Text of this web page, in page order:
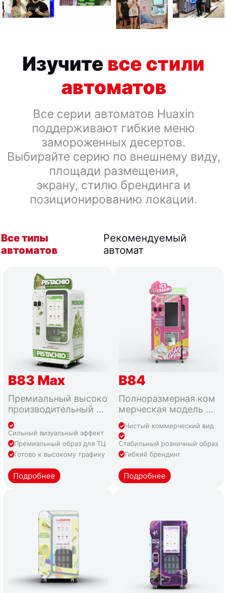
Изучите все стили
автоматов
Все серии автоматов Huaxin
поддерживают гибкие меню
замороженных десертов.
Выбирайте серию по внешнему виду,
площади размещения,
экрану, стилю брендинга и
позиционированию локации.
Все типы
автоматов
Рекомендуемый
автомат
B83 Max
Премиальный высоко
производительный фо
рмат для коммерческ
их локаций с высоки
м трафиком
Сильный визуальный эффект
Премиальный образ для ТЦ
Готово к высокому трафику
Подробнее
B84
Полноразмерная ком
мерческая модель дл
я стабильной работы
мороженого в формат
е самообслуживания.
Чистый коммерческий вид
Стабильный розничный образ
Гибкий брендинг
Подробнее